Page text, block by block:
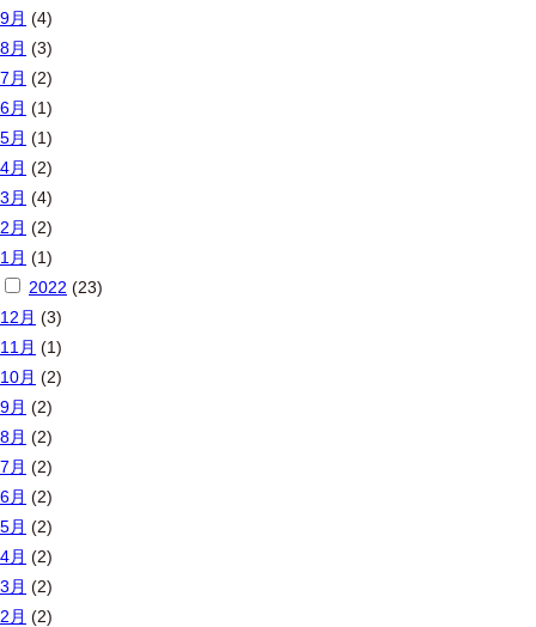
9月 (4)
8月 (3)
7月 (2)
6月 (1)
5月 (1)
4月 (2)
3月 (4)
2月 (2)
1月 (1)
2022 (23)
12月 (3)
11月 (1)
10月 (2)
9月 (2)
8月 (2)
7月 (2)
6月 (2)
5月 (2)
4月 (2)
3月 (2)
2月 (2)